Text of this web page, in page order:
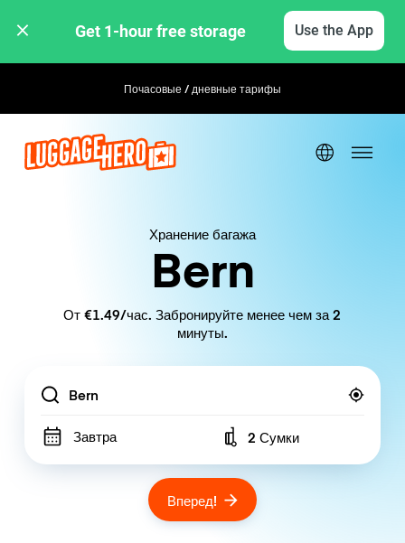
Get 1-hour free storage Use the App
Почасовые / дневные тарифы
Хранение багажа
Bern
От €1.49/час. Забронируйте менее чем за 2
минуты.
Location
Завтра Number of bags
2 Сумки
Вперед!